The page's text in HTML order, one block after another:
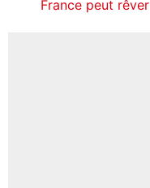
France peut rêver